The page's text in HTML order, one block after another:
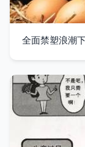
全面禁塑浪潮